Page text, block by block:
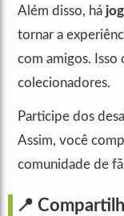
Além disso, há
tornar a
com amigos. Isso
colecionadores.
Participe dos
Assim, você
comunidade de
📍